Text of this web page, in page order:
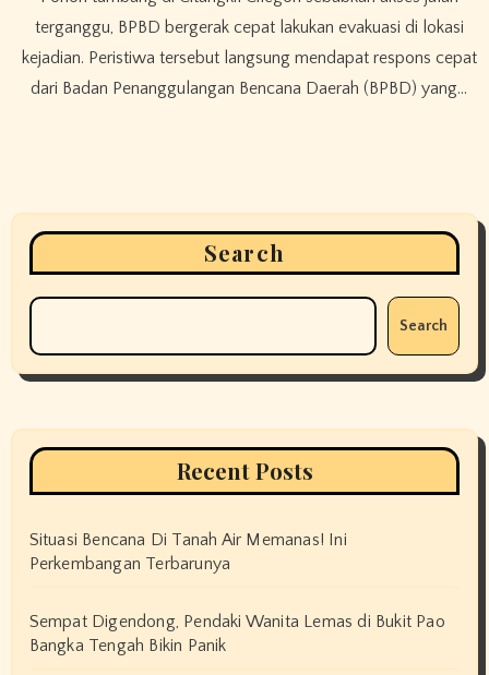
terganggu, BPBD bergerak cepat lakukan evakuasi di lokasi
kejadian. Peristiwa tersebut langsung mendapat respons cepat
dari Badan Penanggulangan Bencana Daerah (BPBD) yang…
Search
Search
Recent Posts
Situasi Bencana Di Tanah Air Memanas! Ini
Perkembangan Terbarunya
Sempat Digendong, Pendaki Wanita Lemas di Bukit Pao
Bangka Tengah Bikin Panik